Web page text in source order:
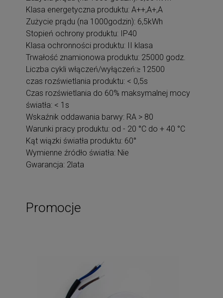
Klasa energetyczna produktu: A++,A+,A
Zużycie prądu (na 1000godzin): 6,5kWh
Stopień ochrony produktu: IP40
Klasa ochronności produktu: II klasa
Trwałość znamionowa produktu: 25000 godz.
Liczba cykli włączeń/wyłączeń:≥ 12500
czas rozświetlania produktu: < 0,5s
Czas rozświetlania do 60% maksymalnej mocy
światła: < 1s
Wskaźnik oddawania barwy: RA > 80
Warunki pracy produktu: od - 20 °C do + 40 °C
Kąt wiązki światła produktu: 60°
Wymienne źródło światła: Nie
Gwarancja: 2lata
Promocje